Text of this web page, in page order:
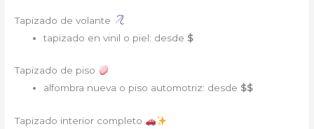
Tapizado de volante
tapizado en vinil o piel: desde $
Tapizado de piso
alfombra nueva o piso automotriz: desde $$
Tapizado interior completo